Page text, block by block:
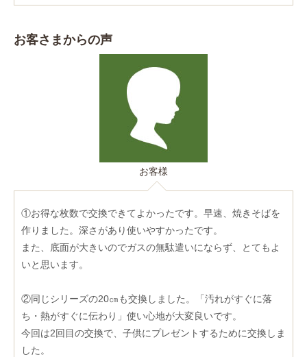
お客さまからの声
お客様
①お得な枚数で交換できてよかったです。早速、焼きそばを
作りました。深さがあり使いやすかったです。
また、底面が大きいのでガスの無駄遣いにならず、とてもよ
いと思います。
②同じシリーズの20㎝も交換しました。「汚れがすぐに落
ち・熱がすぐに伝わり」使い心地が大変良いです。
今回は2回目の交換で、子供にプレゼントするために交換しま
した。